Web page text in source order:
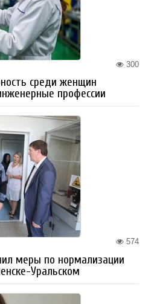
300
среди женщин
профессии
574
меры по нормализации
Уральском